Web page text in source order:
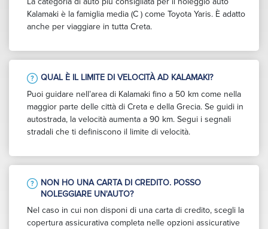
Kalamaki è la famiglia media (C ) come Toyota Yaris. È adatto
anche per viaggiare in tutta Creta.
QUAL È IL LIMITE DI VELOCITÀ AD KALAMAKI?
Puoi guidare nell’area di Kalamaki fino a 50 km come nella
maggior parte delle città di Creta e della Grecia. Se guidi in
autostrada, la velocità aumenta a 90 km. Segui i segnali
stradali che ti definiscono il limite di velocità.
NON HO UNA CARTA DI CREDITO. POSSO
NOLEGGIARE UN'AUTO?
Nel caso in cui non disponi di una carta di credito, scegli la
copertura assicurativa completa nelle opzioni assicurative